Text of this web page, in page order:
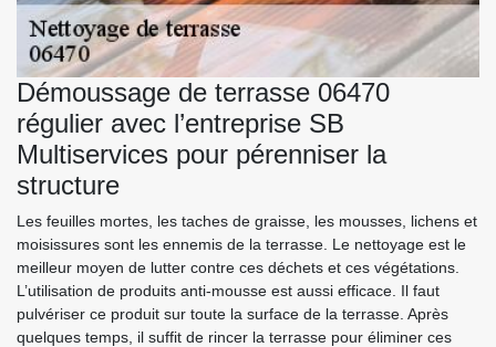
Démoussage de terrasse 06470
régulier avec l’entreprise SB
Multiservices pour pérenniser la
structure
Les feuilles mortes, les taches de graisse, les mousses, lichens et
moisissures sont les ennemis de la terrasse. Le nettoyage est le
meilleur moyen de lutter contre ces déchets et ces végétations.
L’utilisation de produits anti-mousse est aussi efficace. Il faut
pulvériser ce produit sur toute la surface de la terrasse. Après
quelques temps, il suffit de rincer la terrasse pour éliminer ces